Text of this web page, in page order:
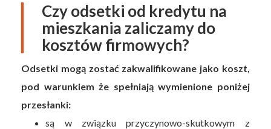
Czy odsetki od kredytu na
mieszkania zaliczamy do
kosztów firmowych?
Odsetki mogą zostać zakwalifikowane jako koszt,
pod warunkiem że spełniają wymienione poniżej
przesłanki:
są w związku przyczynowo-skutkowym z